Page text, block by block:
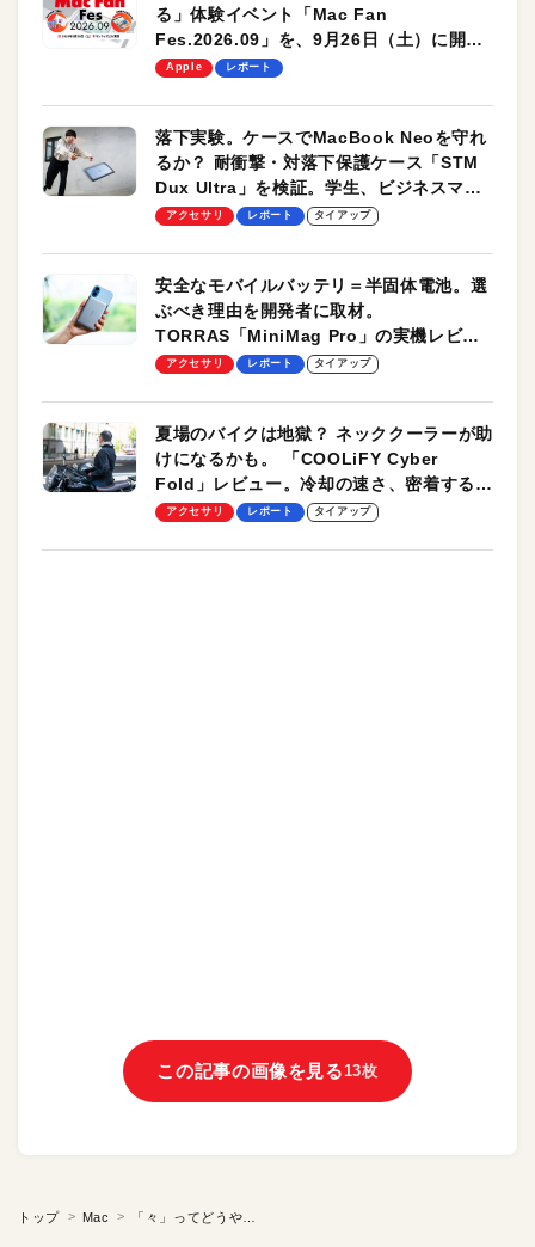
る」体験イベント「Mac Fan
Fes.2026.09」を、9月26日（土）に開催
します！
Apple レポート
落下実験。ケースでMacBook Neoを守れ
るか？ 耐衝撃・対落下保護ケース「STM
Dux Ultra」を検証。学生、ビジネスマン
のモバイルユースに最適！
アクセサリ レポート タイアップ
安全なモバイルバッテリ＝半固体電池。選
ぶべき理由を開発者に取材。
TORRAS「MiniMag Pro」の実機レビュ
ーも
アクセサリ レポート タイアップ
夏場のバイクは地獄？ ネッククーラーが助
けになるかも。 「COOLiFY Cyber
Fold」レビュー。冷却の速さ、密着する冷
却プレート、シンプルな操作性がグッド！
アクセサリ レポート タイアップ
この記事の画像を見る 13枚
トップ Mac